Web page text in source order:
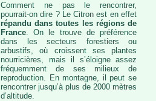
Comment ne pas le rencontrer,
pourrait-on dire ? Le Citron est en effet
répandu dans toutes les régions de
France. On le trouve de préférence
dans les secteurs forestiers ou
arbustifs, où croissent ses plantes
nourricières, mais il s’éloigne assez
fréquemment de ses milieux de
reproduction. En montagne, il peut se
rencontrer jusqu’à plus de 2000 mètres
d’altitude.